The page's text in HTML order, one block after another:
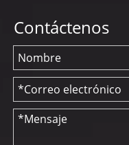
Contáctenos